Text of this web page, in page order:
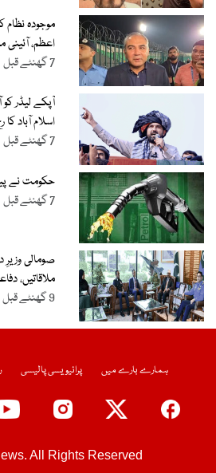
موجودہ نظام
اعظم،
7 گھنٹے قبل
اسلام آباد
7 گھنٹے قبل
حکومت نے
7 گھنٹے قبل
صومالی وزیرِ
ملاقاتیں،
9 گھنٹے قبل
ہمارے بارے میں پرائیویسی پالیسی
All Rights Reserved